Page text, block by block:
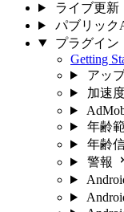
ライブ更新
パブリック
プラグイン
Getting
アッ
加速
年齢
年齢
警報